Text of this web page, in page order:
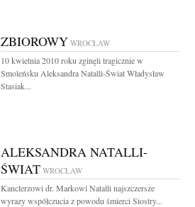
ZBIOROWY WROCŁAW
10 kwietnia 2010 roku zginęli tragicznie w
Smoleńsku Aleksandra Natalli-Świat Władysław
Stasiak...
ALEKSANDRA NATALLI-
ŚWIAT WROCŁAW
Kanclerzowi dr. Markowi Natalli najszczersze
wyrazy współczucia z powodu śmierci Siostry...